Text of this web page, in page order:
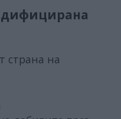
страна на